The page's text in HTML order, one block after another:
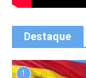
Destaque
1